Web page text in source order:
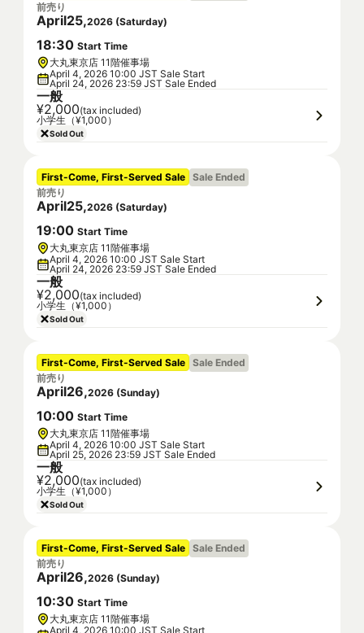
前売り
April25,2026 (Saturday)
18:30 Start Time
大丸東京店 11階催事場
April 4, 2026 10:00 JST Sale Start
April 24, 2026 23:59 JST Sale Ended
一般
¥2,000(tax included)
小学生（¥1,000）
Sold Out
First-Come, First-Served Sale Sale Ended
前売り
April25,2026 (Saturday)
19:00 Start Time
大丸東京店 11階催事場
April 4, 2026 10:00 JST Sale Start
April 24, 2026 23:59 JST Sale Ended
一般
¥2,000(tax included)
小学生（¥1,000）
Sold Out
First-Come, First-Served Sale Sale Ended
前売り
April26,2026 (Sunday)
10:00 Start Time
大丸東京店 11階催事場
April 4, 2026 10:00 JST Sale Start
April 25, 2026 23:59 JST Sale Ended
一般
¥2,000(tax included)
小学生（¥1,000）
Sold Out
First-Come, First-Served Sale Sale Ended
前売り
April26,2026 (Sunday)
10:30 Start Time
大丸東京店 11階催事場
April 4, 2026 10:00 JST Sale Start